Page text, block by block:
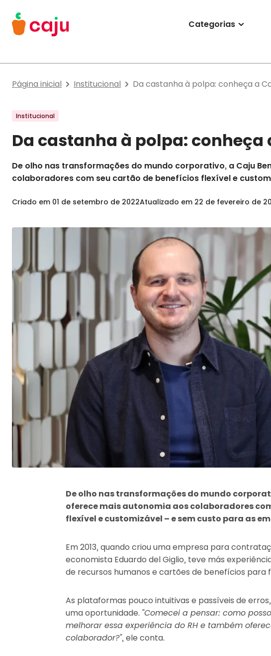
Menu Principal
Categorias
Página inicial Institucional Da castanha à polpa: conheça a
Institucional
Da castanha à polpa: conheça
De olho nas transformações do mundo corporativo, a Caju
colaboradores com seu cartão de benefícios flexível e
Criado em 01 de setembro de 2022Atualizado em 22 de fevereiro de
De olho nas transformações do mundo
oferece mais autonomia aos colaboradores
flexível e customizável – e sem custo para as
Em 2013, quando criou uma empresa para
economista Eduardo del Giglio, teve más
de recursos humanos e cartões de benefícios para
As plataformas pouco intuitivas e passíveis de
uma oportunidade. “Comecei a pensar: como
melhorar essa experiência do RH e também
colaborador?”, ele conta.